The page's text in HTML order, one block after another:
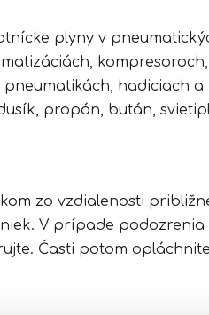
plyny v
hadiciach
propán, bután,
zo vzdialenosti
V prípade podozrenia
Časti potom